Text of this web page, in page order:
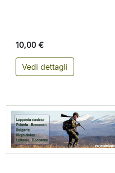
10,00 €
Vedi dettagli